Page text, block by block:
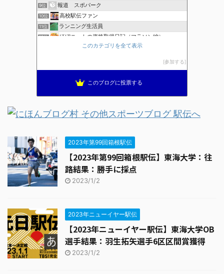
9位 報道 スポパーク
10位 高校駅伝ファン
11位 ランニング生活員
12位 ほぼニートの資格取得日記（マラソン編）
ブレインランナーズのマラソン日記
このカテゴリを全て表示
参加する
このブログに投票する
2023年第99回箱根駅伝
【2023年第99回箱根駅伝】東海大学：往
路結果：勝手に採点
2023/1/2
2023年ニューイヤー駅伝
【2023年ニューイヤー駅伝】東海大学OB
選手結果：羽生拓矢選手6区区間賞獲得
2023/1/2